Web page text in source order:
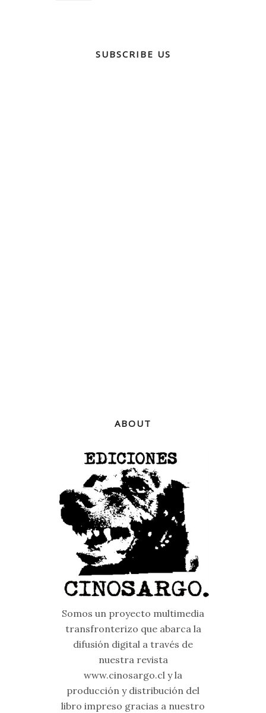
SUBSCRIBE US
ABOUT
Somos un proyecto multimedia
transfronterizo que abarca la
difusión digital a través de
nuestra revista
www.cinosargo.cl y la
producción y distribución del
libro impreso gracias a nuestro